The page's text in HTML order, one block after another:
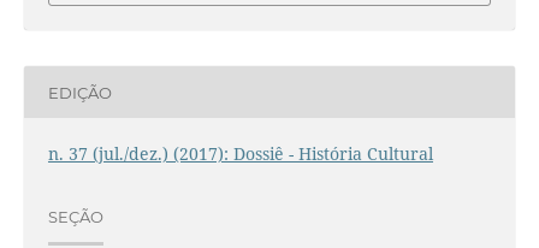
EDIÇÃO
n. 37 (jul./dez.) (2017): Dossiê - História Cultural
SEÇÃO